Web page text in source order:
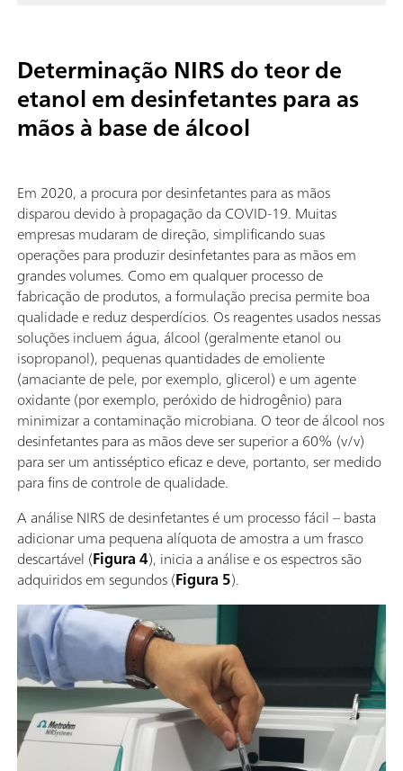
Determinação NIRS do teor de
etanol em desinfetantes para as
mãos à base de álcool
Em 2020, a procura por desinfetantes para as mãos
disparou devido à propagação da COVID-19. Muitas
empresas mudaram de direção, simplificando suas
operações para produzir desinfetantes para as mãos em
grandes volumes. Como em qualquer processo de
fabricação de produtos, a formulação precisa permite boa
qualidade e reduz desperdícios. Os reagentes usados nessas
soluções incluem água, álcool (geralmente etanol ou
isopropanol), pequenas quantidades de emoliente
(amaciante de pele, por exemplo, glicerol) e um agente
oxidante (por exemplo, peróxido de hidrogênio) para
minimizar a contaminação microbiana. O teor de álcool nos
desinfetantes para as mãos deve ser superior a 60% (v/v)
para ser um antisséptico eficaz e deve, portanto, ser medido
para fins de controle de qualidade.
A análise NIRS de desinfetantes é um processo fácil – basta
adicionar uma pequena alíquota de amostra a um frasco
descartável (Figura 4), inicia a análise e os espectros são
adquiridos em segundos (Figura 5).